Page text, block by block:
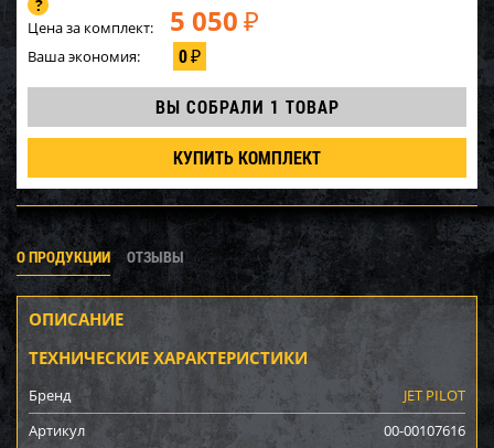
Цена за комплект: 5 050 ₽
Ваша экономия: 0₽
ВЫ СОБРАЛИ 1 ТОВАР
КУПИТЬ КОМПЛЕКТ
О ПРОДУКЦИИ ОТЗЫВЫ
ОПИСАНИЕ
ТЕХНИЧЕСКИЕ ХАРАКТЕРИСТИКИ
Бренд
JET PILOT
Артикул
00-00107616